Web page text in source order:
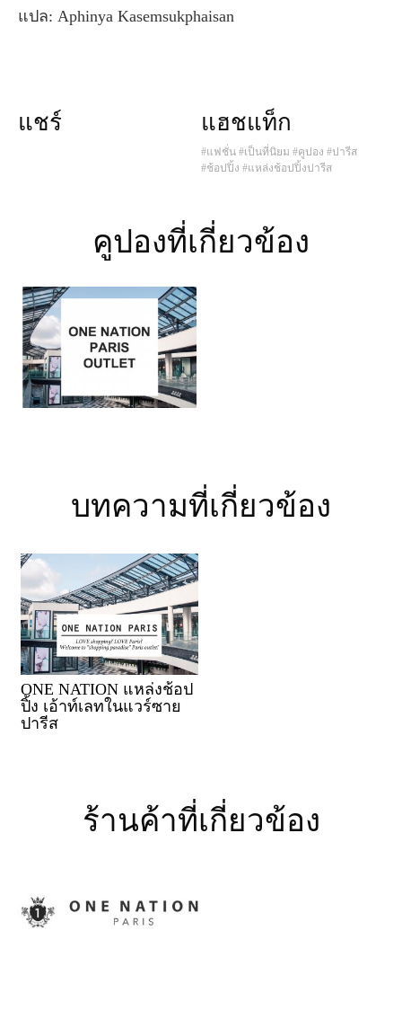
แปล: Aphinya Kasemsukphaisan
แชร์ แฮชแท็ก
#แฟชั่น #เป็นที่นิยม #คูปอง #ปารีส
#ช้อปปิ้ง #แหล่งช้อปปิ้งปารีส
คูปองที่เกี่ยวข้อง
บทความที่เกี่ยวข้อง
ONE NATION แหล่งช้อป
ปิ้ง เอ้าท์เลทในแวร์ซาย
ปารีส
ร้านค้าที่เกี่ยวข้อง